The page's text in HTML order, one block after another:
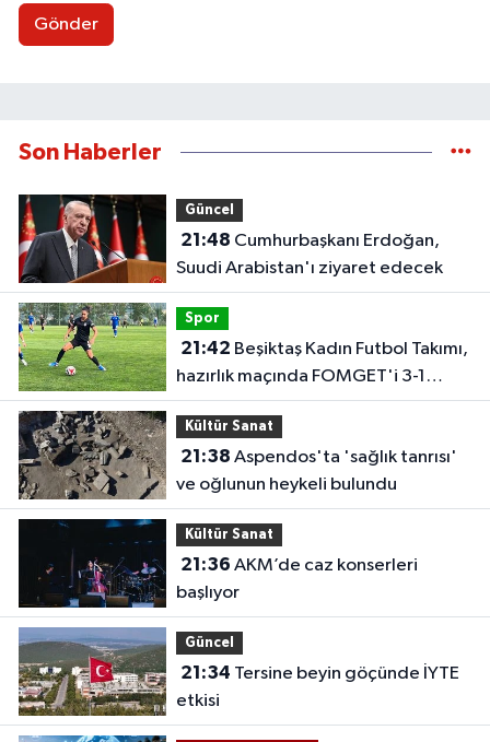
Gönder
Son Haberler
Güncel
21:48
Suudi Arabistan'ı ziyaret edecek
Spor
21:42
hazırlık maçında FOMGET'i 3-1
mağlup etti
Kültür Sanat
21:38
ve oğlunun heykeli bulundu
Kültür Sanat
21:36
başlıyor
Güncel
21:34
etkisi